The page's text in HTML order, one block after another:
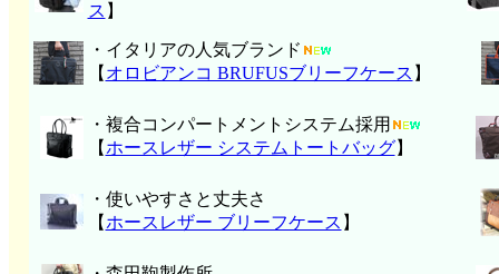
ス 】
・イタリアの人気ブランド
【 オロビアンコ BRUFUSブリーフケース 】
・複合コンパートメントシステム採用
【 ホースレザー システムトートバッグ】
・使いやすさと丈夫さ
【 ホースレザー ブリーフケース 】